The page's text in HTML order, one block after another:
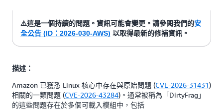
⚠️這是一個持續的問題。資訊可能會變更。請參閱我們的安
全公告 (ID：2026-030-AWS) 以取得最新的修補資訊。
描述：
Amazon 已獲悉 Linux 核心中存在與原始問題 (CVE-2026-31431)
相關的一類問題 (CVE-2026-43284)。通常被稱為「DirtyFrag」
的這些問題存在於多個可載入模組中，包括